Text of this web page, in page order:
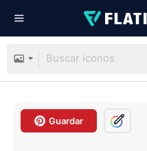
Guardar